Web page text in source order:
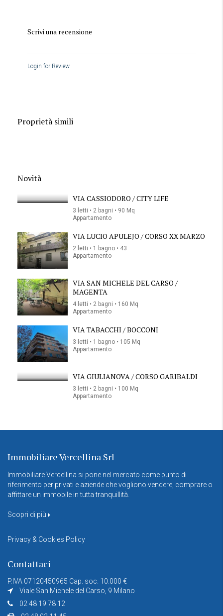
Scrivi una recensione
Login for Review
Proprietà simili
Novità
VIA CASSIODORO / CITY LIFE
3 letti • 2 bagni • 90 Mq
Appartamento
VIA LUCIO APULEJO / CORSO XX MARZO
2 letti • 1 bagno • 43
Appartamento
VIA SAN MICHELE DEL CARSO /
MAGENTA
4 letti • 2 bagni • 160 Mq
Appartamento
VIA TABACCHI / BOCCONI
3 letti • 1 bagno • 105 Mq
Appartamento
VIA GIULIANOVA / CORSO GARIBALDI
3 letti • 2 bagni • 100 Mq
Appartamento
Immobiliare Vercellina Srl
Immobiliare Vercellina si pone nel mercato come punto di
riferimento per privati e aziende che vogliono vendere, comprare o
affittare un immobile in tutta tranquillità.
Scopri di più
Privacy & Cookies Policy
Contattaci
P.IVA 07120450965 Cap. soc. 10.000 €
Viale San Michele del Carso, 9 Milano
02 48 19 78 12